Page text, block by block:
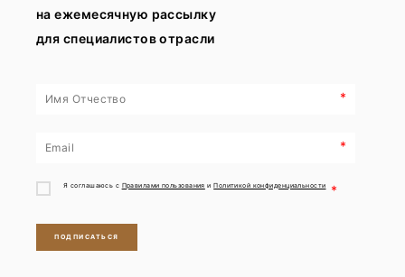
на ежемесячную рассылку
для специалистов отрасли
*
*
Я соглашаюсь с Правилами пользования иПолитикой конфиденциальности *
ПОДПИСАТЬСЯ